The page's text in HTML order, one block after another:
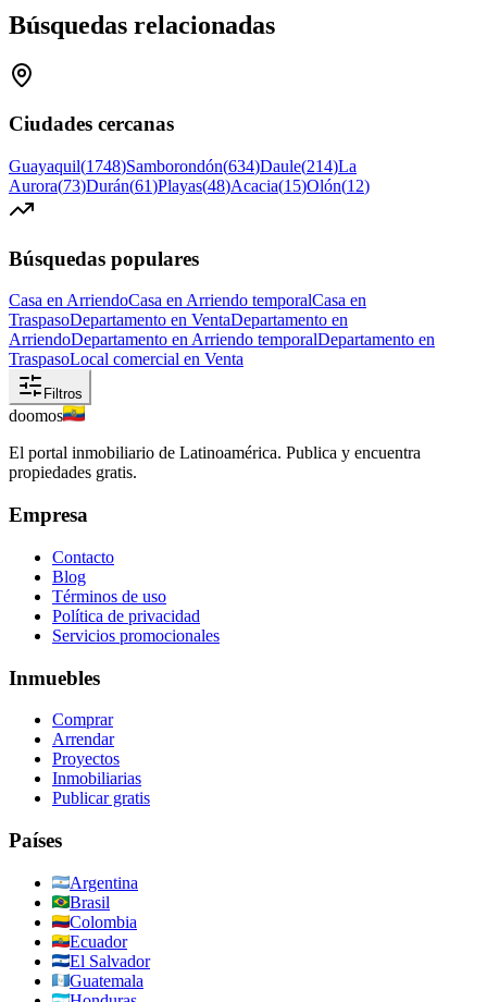
Búsquedas relacionadas
Ciudades cercanas
Guayaquil(1748)Samborondón(634)Daule(214)La
Aurora(73)Durán(61)Playas(48)Acacia(15)Olón(12)
Búsquedas populares
Casa en ArriendoCasa en Arriendo temporalCasa en
TraspasoDepartamento en VentaDepartamento en
ArriendoDepartamento en Arriendo temporalDepartamento en
TraspasoLocal comercial en Venta
Filtros
doomos
El portal inmobiliario de Latinoamérica. Publica y encuentra
propiedades gratis.
Empresa
Contacto
Blog
Términos de uso
Política de privacidad
Servicios promocionales
Inmuebles
Comprar
Arrendar
Proyectos
Inmobiliarias
Publicar gratis
Países
Argentina
Brasil
Colombia
Ecuador
El Salvador
Guatemala